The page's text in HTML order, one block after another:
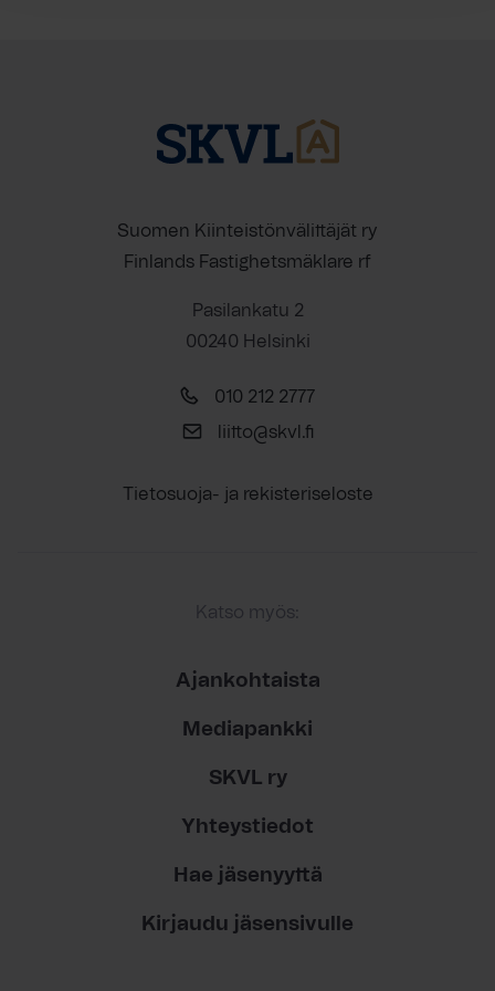
Suomen Kiinteistönvälittäjät ry
Finlands Fastighetsmäklare rf
Pasilankatu 2
00240 Helsinki
010 212 2777
liitto@skvl.fi
Tietosuoja- ja rekisteriseloste
Katso myös:
Ajankohtaista
Mediapankki
SKVL ry
Yhteystiedot
Hae jäsenyyttä
Kirjaudu jäsensivulle